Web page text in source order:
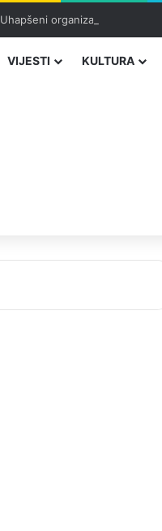
Uhapšeni organizatori
VIJESTI KULTURA